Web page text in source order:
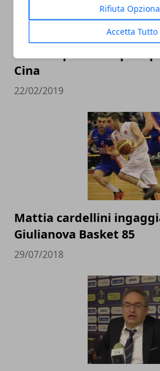
Rifiuta
Accetta Tutto
L’Italbasket contro
alla conquista del pass
Cina
22/02/2019
Mattia cardellini
Giulianova Basket 85
29/07/2018